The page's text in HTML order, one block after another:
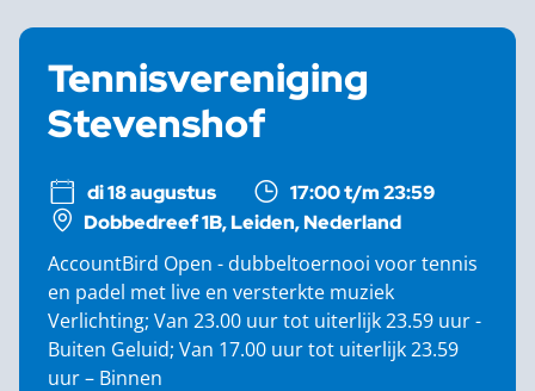
Tennisvereniging
Stevenshof
di 18 augustus
17:00 t/m 23:59
Dobbedreef 1B, Leiden, Nederland
AccountBird Open - dubbeltoernooi voor tennis
en padel met live en versterkte muziek
Verlichting; Van 23.00 uur tot uiterlijk 23.59 uur -
Buiten Geluid; Van 17.00 uur tot uiterlijk 23.59
uur – Binnen